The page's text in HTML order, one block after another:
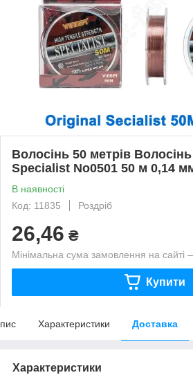
Волосінь 50 метрів
Specialist No0501 50 м 0,14
В наявності
Код: 11835
Роздріб
26,46 ₴
Мінімальна сума замовлення на сайті
Купити
Характеристики Доставка
Характеристики